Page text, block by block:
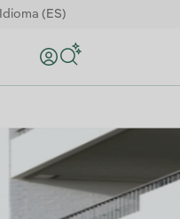
Idioma (ES)
Buscar